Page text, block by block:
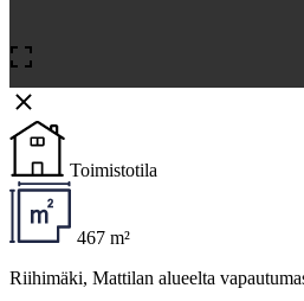
Toimistotila
467 m²
Riihimäki, Mattilan alueelta